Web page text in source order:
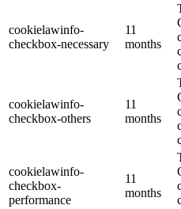
cookielawinfo-
checkbox-necessary
11
months
cookielawinfo-
checkbox-others
11
months
cookielawinfo-
checkbox-
performance
11
months